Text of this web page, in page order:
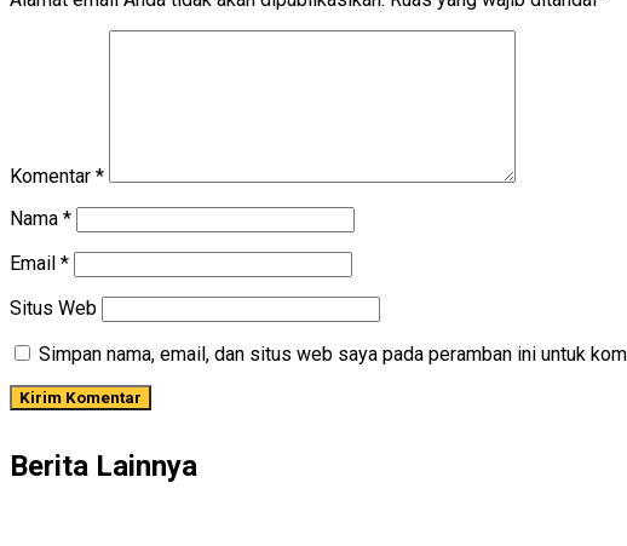
Komentar *
Nama *
Email *
Situs Web
Simpan nama, email, dan situs web saya pada peramban ini untuk
Berita Lainnya